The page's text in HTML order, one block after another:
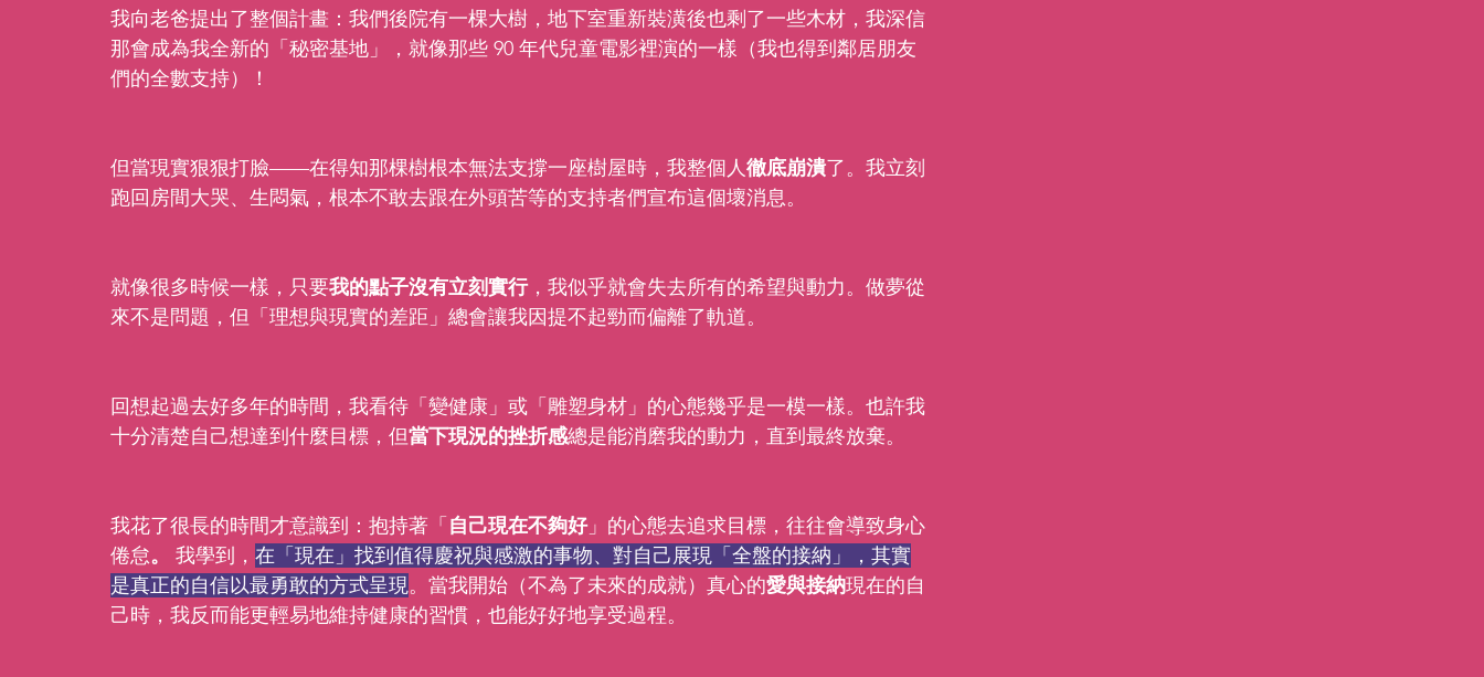
我向老爸提出了整個計畫：我們後院有一棵大樹，地下室重新裝潢後也剩了一些木材，我深信
那會成為我全新的「秘密基地」，就像那些 90 年代兒童電影裡演的一樣（我也得到鄰居朋友
們的全數支持）！
但當現實狠狠打臉——在得知那棵樹根本無法支撐一座樹屋時，我整個人徹底崩潰了。我立刻
跑回房間大哭、生悶氣，根本不敢去跟在外頭苦等的支持者們宣布這個壞消息。
就像很多時候一樣，只要我的點子沒有立刻實行，我似乎就會失去所有的希望與動力。做夢從
來不是問題，但「理想與現實的差距」總會讓我因提不起勁而偏離了軌道。
回想起過去好多年的時間，我看待「變健康」或「雕塑身材」的心態幾乎是一模一樣。也許我
十分清楚自己想達到什麼目標，但當下現況的挫折感總是能消磨我的動力，直到最終放棄。
我花了很長的時間才意識到：抱持著「 自己現在不夠好」的心態去追求目標，往往會導致身心
倦怠。 我學到， 在「現在」找到值得慶祝與感激的事物、對自己展現「全盤的接納」，其實
是真正的自信以最勇敢的方式呈現。當我開始（不為了未來的成就）真心的愛與接納現在的自
己時，我反而能更輕易地維持健康的習慣，也能好好地享受過程。